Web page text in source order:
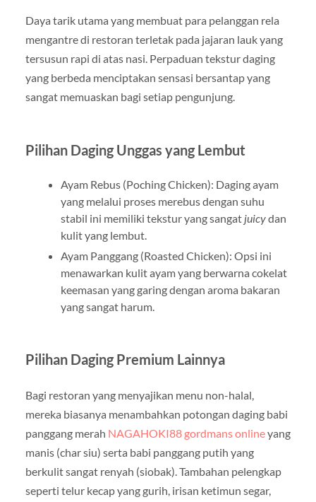
Daya tarik utama yang membuat para pelanggan rela
mengantre di restoran terletak pada jajaran lauk yang
tersusun rapi di atas nasi. Perpaduan tekstur daging
yang berbeda menciptakan sensasi bersantap yang
sangat memuaskan bagi setiap pengunjung.
Pilihan Daging Unggas yang Lembut
Ayam Rebus (Poching Chicken): Daging ayam
yang melalui proses merebus dengan suhu
stabil ini memiliki tekstur yang sangat juicydan
kulit yang lembut.
Ayam Panggang (Roasted Chicken): Opsi ini
menawarkan kulit ayam yang berwarna cokelat
keemasan yang garing dengan aroma bakaran
yang sangat harum.
Pilihan Daging Premium Lainnya
Bagi restoran yang menyajikan menu non-halal,
mereka biasanya menambahkan potongan daging babi
panggang merah NAGAHOKI88 gordmans onlineyang
manis (char siu) serta babi panggang putih yang
berkulit sangat renyah (siobak). Tambahan pelengkap
seperti telur kecap yang gurih, irisan ketimun segar,